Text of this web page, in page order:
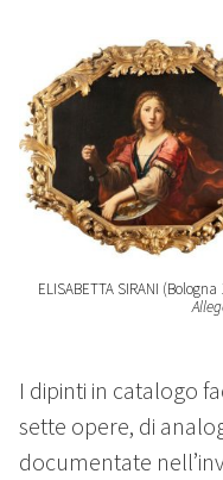
ELISABETTA SIRANI
I dipinti in catalogo
sette opere, di
documentate